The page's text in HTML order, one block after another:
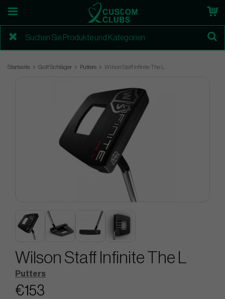
Startseite Golf Schläger Putters Wilson Staff Infinite The L
Wilson Staff Infinite The L
Putters
€153